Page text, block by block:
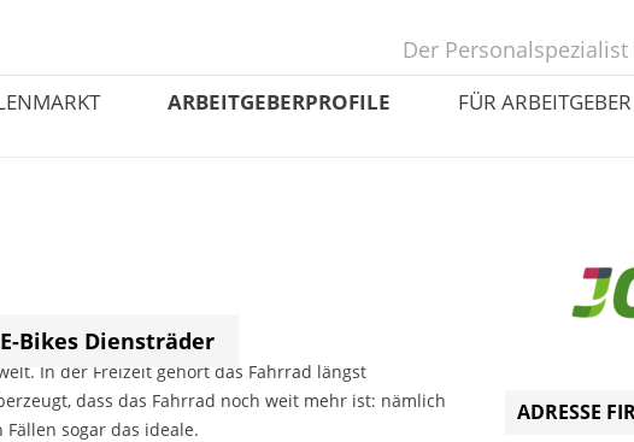
Der
ARBEITGEBERPROFILE FÜR ARBEITGEBER
Bikes Diensträder
In der Freizeit gehört das Fahrrad längst
dass das Fahrrad noch weit mehr ist: nämlich
sogar das ideale.
ADRESSE